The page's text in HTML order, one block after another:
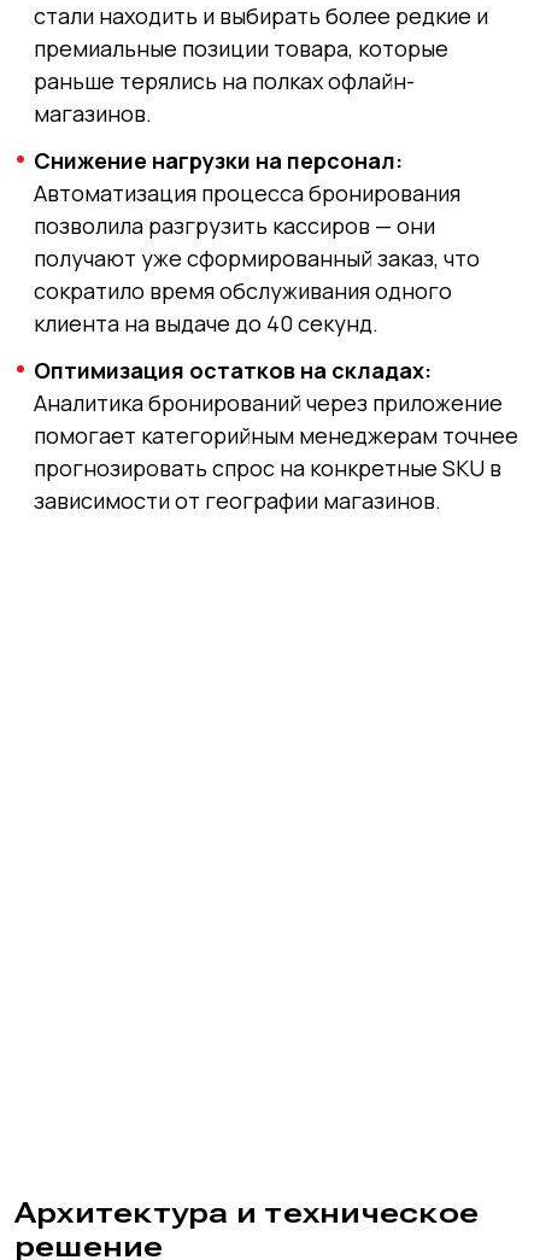
стали находить и выбирать более редкие и
премиальные позиции товара, которые
раньше терялись на полках офлайн-
магазинов.
Снижение нагрузки на персонал:
Автоматизация процесса бронирования
позволила разгрузить кассиров — они
получают уже сформированный заказ, что
сократило время обслуживания одного
клиента на выдаче до 40 секунд.
Оптимизация остатков на складах:
Аналитика бронирований через приложение
помогает категорийным менеджерам точнее
прогнозировать спрос на конкретные SKU в
зависимости от географии магазинов.
Архитектура и техническое
решение